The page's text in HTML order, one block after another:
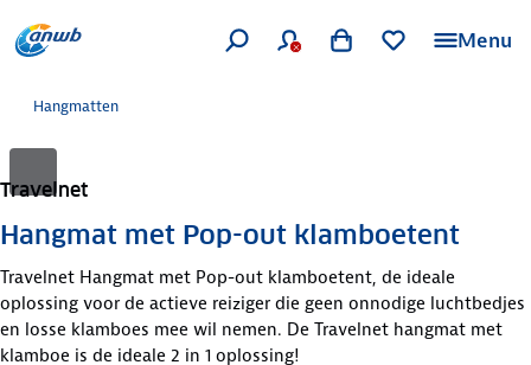
Menu
Hangmatten
Travelnet
Hangmat met Pop-out klamboetent
Travelnet Hangmat met Pop-out klamboetent, de ideale
oplossing voor de actieve reiziger die geen onnodige luchtbedjes
en losse klamboes mee wil nemen. De Travelnet hangmat met
klamboe is de ideale 2 in 1 oplossing!